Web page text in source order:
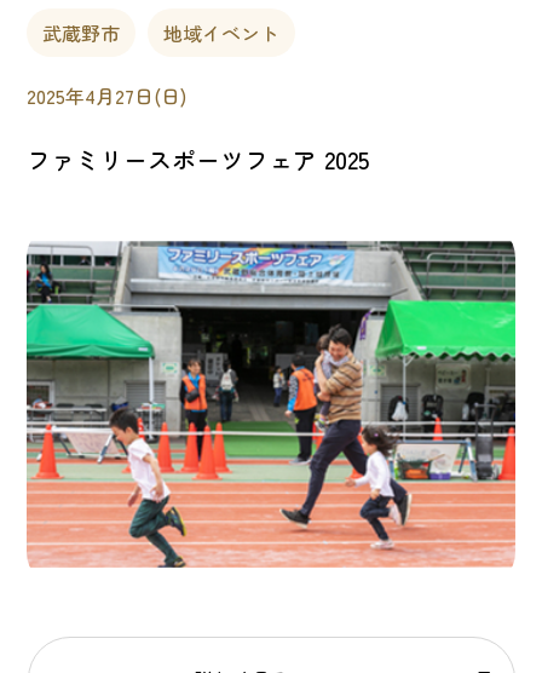
武蔵野市 地域イベント
2025年4月27日(日)
ファミリースポーツフェア 2025